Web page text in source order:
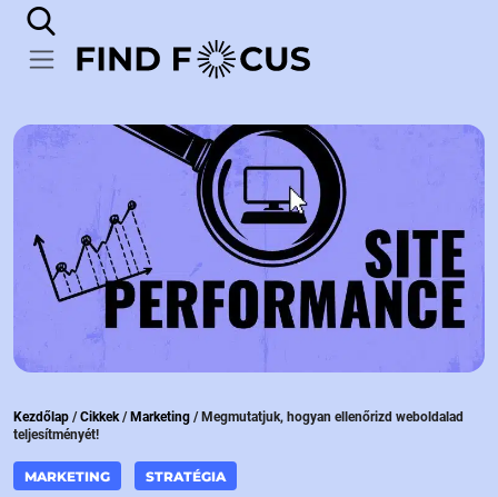
Kezdőlap /Cikkek/ Marketing / Megmutatjuk, hogyan ellenőrizd weboldalad
teljesítményét!
MARKETING STRATÉGIA